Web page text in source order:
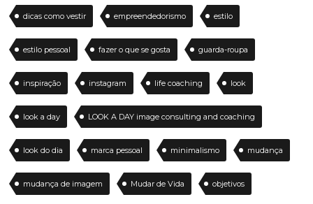
dicas como vestir empreendedorismo estilo
estilo pessoal fazer o que se gosta guarda-roupa
inspiração instagram life coaching look
look a day LOOK A DAY image consulting and coaching
look do dia marca pessoal minimalismo mudança
mudança de imagem Mudar de Vida objetivos